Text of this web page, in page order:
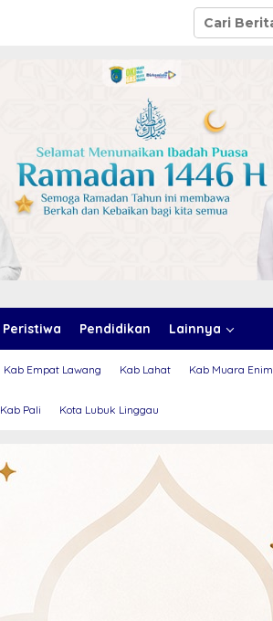
Peristiwa Pendidikan Lainnya
Kab Empat Lawang Kab Lahat Kab Muara Enim
Kab Pali Kota Lubuk Linggau